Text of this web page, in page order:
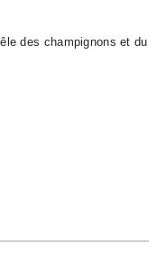
des champignons et du